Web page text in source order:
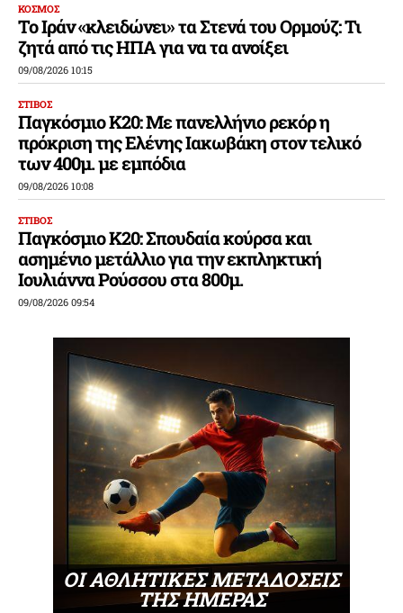
ΚΟΣΜΟΣ
Το Ιράν «κλειδώνει» τα Στενά του Ορμούζ: Τι
ζητά από τις ΗΠΑ για να τα ανοίξει
09/08/2026 10:15
ΣΤΙΒΟΣ
Παγκόσμιο Κ20: Με πανελλήνιο ρεκόρ η
πρόκριση της Ελένης Ιακωβάκη στον τελικό
των 400μ. με εμπόδια
09/08/2026 10:08
ΣΤΙΒΟΣ
Παγκόσμιο Κ20: Σπουδαία κούρσα και
ασημένιο μετάλλιο για την εκπληκτική
Ιουλιάννα Ρούσσου στα 800μ.
09/08/2026 09:54
ΟΙ ΑΘΛΗΤΙΚΕΣ ΜΕΤΑΔΟΣΕΙΣ
ΤΗΣ ΗΜΕΡΑΣ